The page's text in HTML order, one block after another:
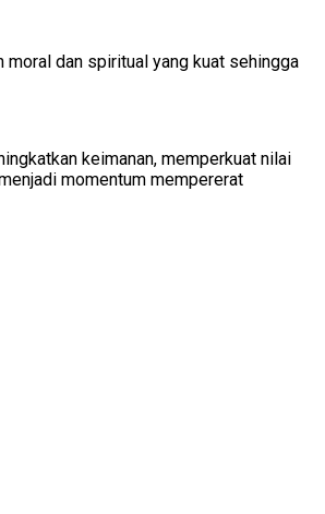
moral dan spiritual yang kuat sehingga
keimanan, memperkuat nilai
momentum mempererat